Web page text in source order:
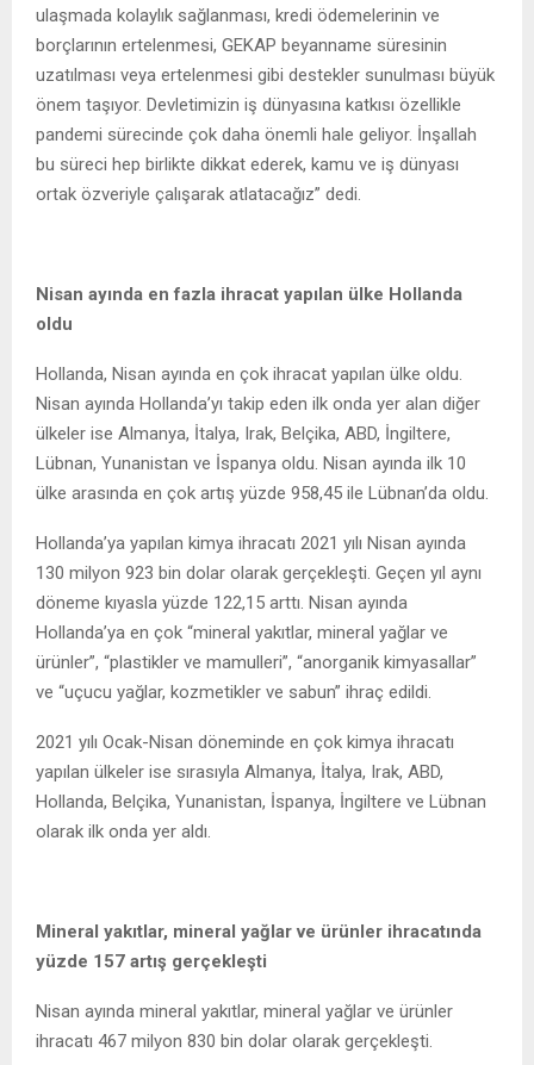
ulaşmada kolaylık sağlanması, kredi ödemelerinin ve
borçlarının ertelenmesi, GEKAP beyanname süresinin
uzatılması veya ertelenmesi gibi destekler sunulması büyük
önem taşıyor. Devletimizin iş dünyasına katkısı özellikle
pandemi sürecinde çok daha önemli hale geliyor. İnşallah
bu süreci hep birlikte dikkat ederek, kamu ve iş dünyası
ortak özveriyle çalışarak atlatacağız” dedi.
Nisan ayında en fazla ihracat yapılan ülke Hollanda
oldu
Hollanda, Nisan ayında en çok ihracat yapılan ülke oldu.
Nisan ayında Hollanda’yı takip eden ilk onda yer alan diğer
ülkeler ise Almanya, İtalya, Irak, Belçika, ABD, İngiltere,
Lübnan, Yunanistan ve İspanya oldu. Nisan ayında ilk 10
ülke arasında en çok artış yüzde 958,45 ile Lübnan’da oldu.
Hollanda’ya yapılan kimya ihracatı 2021 yılı Nisan ayında
130 milyon 923 bin dolar olarak gerçekleşti. Geçen yıl aynı
döneme kıyasla yüzde 122,15 arttı. Nisan ayında
Hollanda’ya en çok “mineral yakıtlar, mineral yağlar ve
ürünler”, “plastikler ve mamulleri”, “anorganik kimyasallar”
ve “uçucu yağlar, kozmetikler ve sabun” ihraç edildi.
2021 yılı Ocak-Nisan döneminde en çok kimya ihracatı
yapılan ülkeler ise sırasıyla Almanya, İtalya, Irak, ABD,
Hollanda, Belçika, Yunanistan, İspanya, İngiltere ve Lübnan
olarak ilk onda yer aldı.
Mineral yakıtlar, mineral yağlar ve ürünler ihracatında
yüzde 157 artış gerçekleşti
Nisan ayında mineral yakıtlar, mineral yağlar ve ürünler
ihracatı 467 milyon 830 bin dolar olarak gerçekleşti.